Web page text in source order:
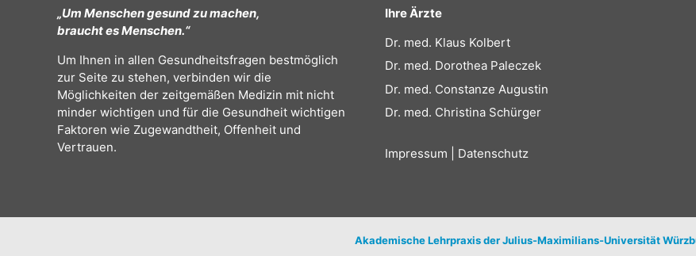
„Um Menschen gesund zu machen,
braucht es Menschen.“
Um Ihnen in allen Gesundheitsfragen bestmöglich
zur Seite zu stehen, verbinden wir die
Möglichkeiten der zeitgemäßen Medizin mit nicht
minder wichtigen und für die Gesundheit wichtigen
Faktoren wie Zugewandtheit, Offenheit und
Vertrauen.
Ihre Ärzte
Dr. med. Klaus Kolbert
Dr. med. Dorothea Paleczek
Dr. med. Constanze Augustin
Dr. med. Christina Schürger
Impressum Datenschutz
Akademische Lehrpraxis der Julius-Maximilians-Universität